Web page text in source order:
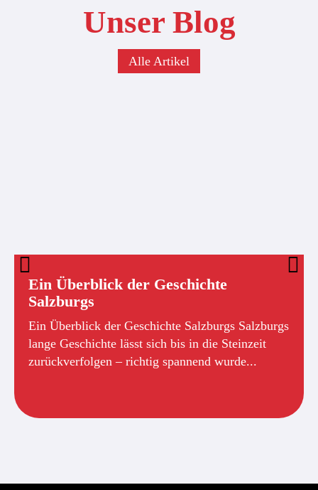
Unser Blog
Alle Artikel
Ein Überblick der Geschichte
Salzburgs
Ein Überblick der Geschichte Salzburgs Salzburgs
lange Geschichte lässt sich bis in die Steinzeit
zurückverfolgen – richtig spannend wurde...